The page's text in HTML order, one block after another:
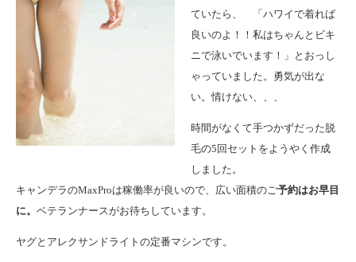
ていたら、 「ハワイで着れば
良いのよ！！私はちゃんとビキ
ニで泳いでいます！」とおっし
ゃっていました。勇気が出な
い。情けない、、、
時間がなくて手つかずだった脱
毛の5回セットをようやく作成
しました。
キャンデラのMaxProは稼働率が良いので、広い面積のご予約はお早目
に。 ベテランナースがお待ちしています。
ヤグとアレクサンドライトの定番マシンです。
料金一覧 new